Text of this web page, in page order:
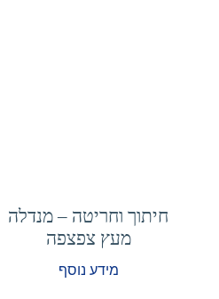
חיתוך וחריטה – מנדלה
מעץ צפצפה
מידע נוסף